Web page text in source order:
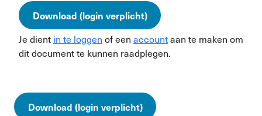
Download (login verplicht)
Je dient in te loggen of een accountaan te maken om
dit document te kunnen raadplegen.
Download (login verplicht)